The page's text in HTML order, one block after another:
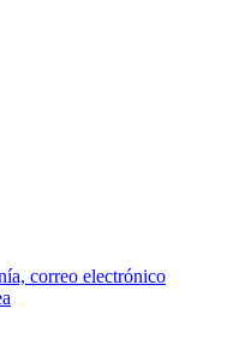
correo electrónico